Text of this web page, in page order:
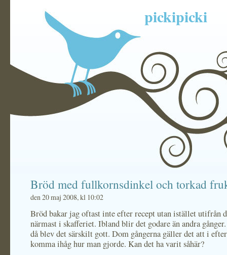
pickipicki
Bröd med fullkornsdinkel och torkad
den 20 maj 2008, kl 10:02
Bröd bakar jag oftast inte efter recept utan istället utifrån
närmast i skafferiet. Ibland blir det godare än andra
då blev det särskilt gott. Dom gångerna gäller det att i
komma ihåg hur man gjorde. Kan det ha varit såhär?